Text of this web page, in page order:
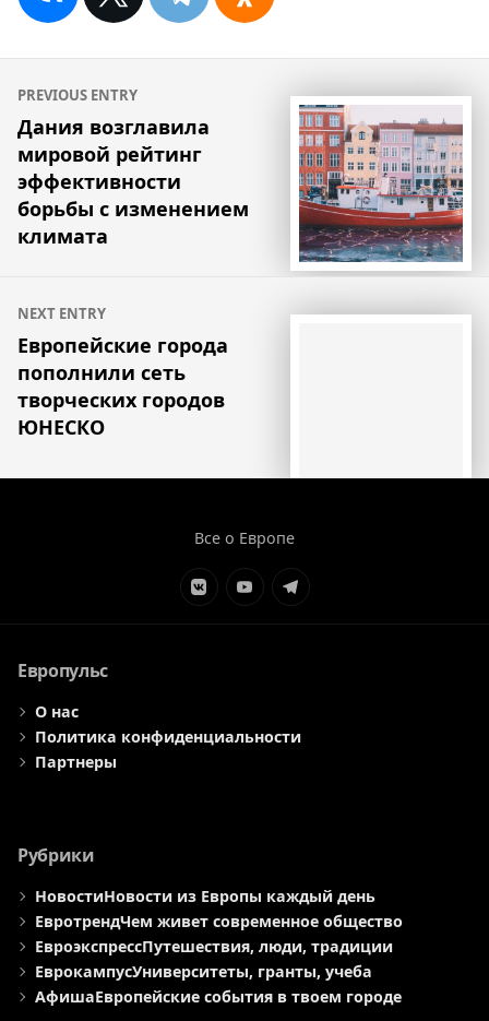
Навигация
по
записям
PREVIOUS ENTRY
Дания возглавила
мировой рейтинг
эффективности
борьбы с изменением
климата
NEXT ENTRY
Европейские города
пополнили сеть
творческих городов
ЮНЕСКО
Все о Европе
ЭлементЭлементЭлемент
Европульс
О нас
Политика конфиденциальности
Партнеры
Рубрики
НовостиНовости из Европы каждый день
ЕвротрендЧем живет современное общество
ЕвроэкспрессПутешествия, люди, традиции
ЕврокампусУниверситеты, гранты, учеба
АфишаЕвропейские события в твоем городе